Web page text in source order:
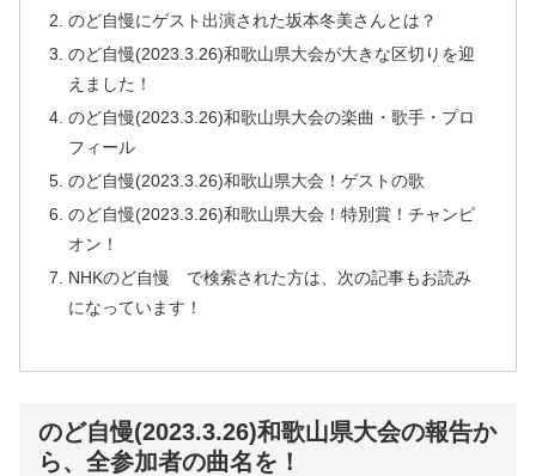
のど自慢にゲスト出演された坂本冬美さんとは？
のど自慢(2023.3.26)和歌山県大会が大きな区切りを迎
えました！
のど自慢(2023.3.26)和歌山県大会の楽曲・歌手・プロ
フィール
のど自慢(2023.3.26)和歌山県大会！ゲストの歌
のど自慢(2023.3.26)和歌山県大会！特別賞！チャンピ
オン！
NHKのど自慢 で検索された方は、次の記事もお読み
になっています！
のど自慢(2023.3.26)和歌山県大会の報告か
ら、全参加者の曲名を！